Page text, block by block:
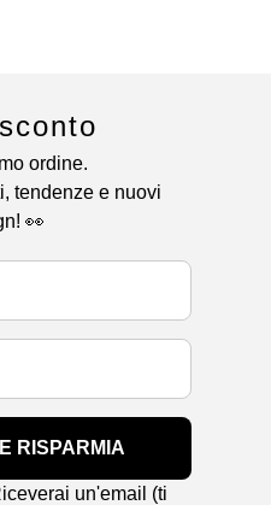
ordine.
tendenze e nuovi
👀
RISPARMIA
un'email (ti